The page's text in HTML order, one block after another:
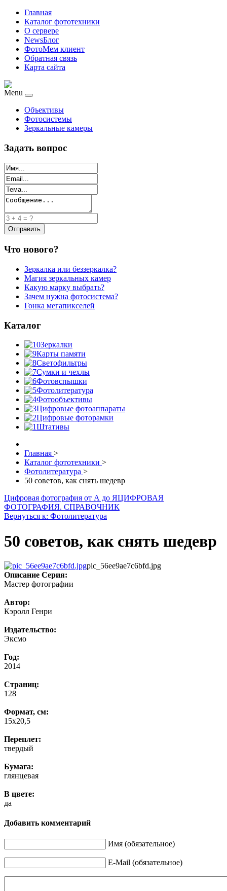
Главная
Каталог фототехники
О сервере
NewsБлог
ФотоМем клиент
Обратная связь
Карта сайта
Menu
Объективы
Фотосистемы
Зеркальные камеры
Задать вопрос
Что нового?
Зеркалка или беззеркалка?
Магия зеркальных камер
Какую марку выбрать?
Зачем нужна фотосистема?
Гонка мегапикселей
Каталог
Зеркалки
Карты памяти
Светофильтры
Сумки и чехлы
Фотовспышки
Фотолитература
Фотообъективы
Цифровые фотоаппараты
Цифровые фоторамки
Штативы
Главная >
Каталог фототехники >
Фотолитература >
50 советов, как снять шедевр
Цифровая фотография от А до ЯЦИФРОВАЯ
ФОТОГРАФИЯ. СПРАВОЧНИК
Вернуться к: Фотолитература
50 советов, как снять шедевр
pic_56ee9ae7c6bfd.jpg
Описание Серия:
Мастер фотографии
Автор:
Кэролл Генри
Издательство:
Эксмо
Год:
2014
Страниц:
128
Формат, см:
15х20,5
Переплет:
твердый
Бумага:
глянцевая
В цвете:
да
Добавить комментарий
Имя (обязательное)
E-Mail (обязательное)